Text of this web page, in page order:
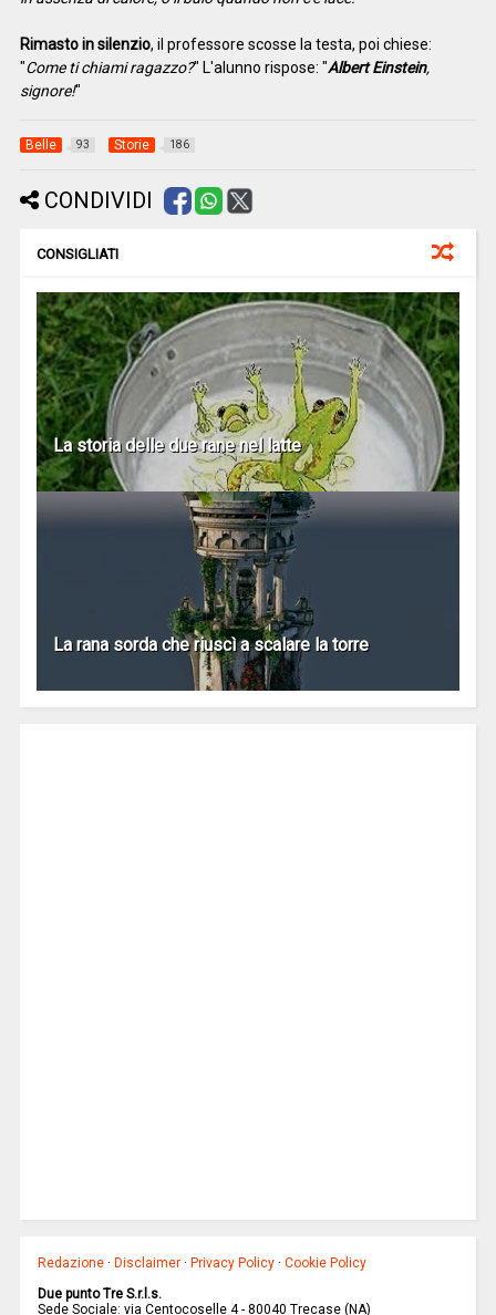
Rimasto in silenzio, il professore scosse la testa, poi chiese:
"Come ti chiami ragazzo?" L'alunno rispose: "Albert Einstein,
signore!"
Belle 93 Storie 186
CONDIVIDI
CONSIGLIATI
La storia delle due rane nel latte
La rana sorda che riuscì a scalare la torre
Redazione ·Disclaimer ·Privacy Policy ·Cookie Policy
Due punto Tre S.r.l.s.
Sede Sociale: via Centocoselle 4 - 80040 Trecase (NA)